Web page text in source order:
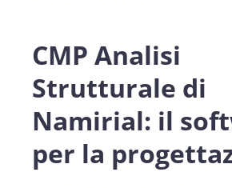
CMP Analisi
Strutturale di
Namirial: il
per la